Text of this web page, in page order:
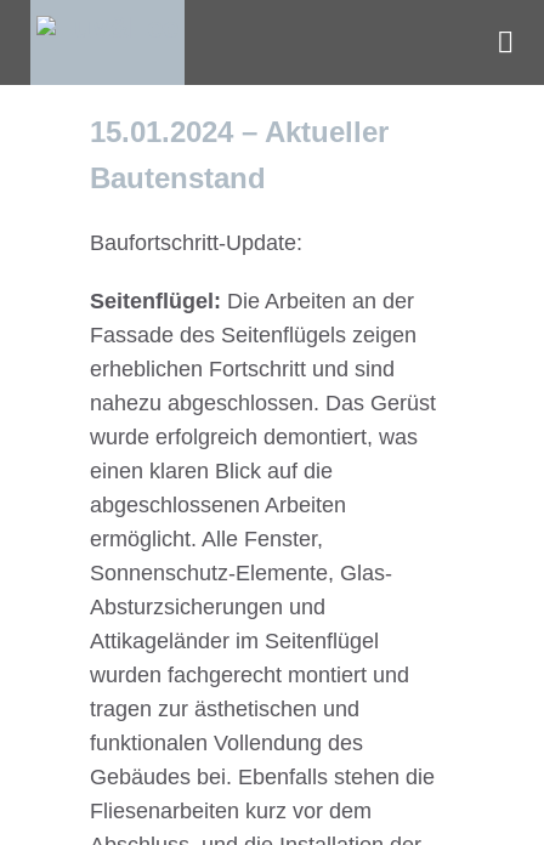
15.01.2024 – Aktueller
Bautenstand
Baufortschritt-Update:
Seitenflügel: Die Arbeiten an der
Fassade des Seitenflügels zeigen
erheblichen Fortschritt und sind
nahezu abgeschlossen. Das Gerüst
wurde erfolgreich demontiert, was
einen klaren Blick auf die
abgeschlossenen Arbeiten
ermöglicht. Alle Fenster,
Sonnenschutz-Elemente, Glas-
Absturzsicherungen und
Attikageländer im Seitenflügel
wurden fachgerecht montiert und
tragen zur ästhetischen und
funktionalen Vollendung des
Gebäudes bei. Ebenfalls stehen die
Fliesenarbeiten kurz vor dem